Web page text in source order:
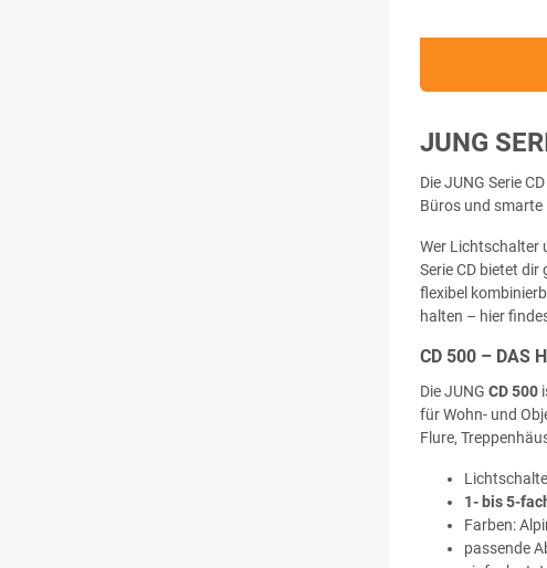
JUNG
Die JUNG Serie
Büros und
Wer Lichtschalter
Serie CD bietet
flexibel
halten – hier
CD 500 – DAS
Die JUNG CD 500
für Wohn- und
Flure,
1- bis 5-
Farben:
passende